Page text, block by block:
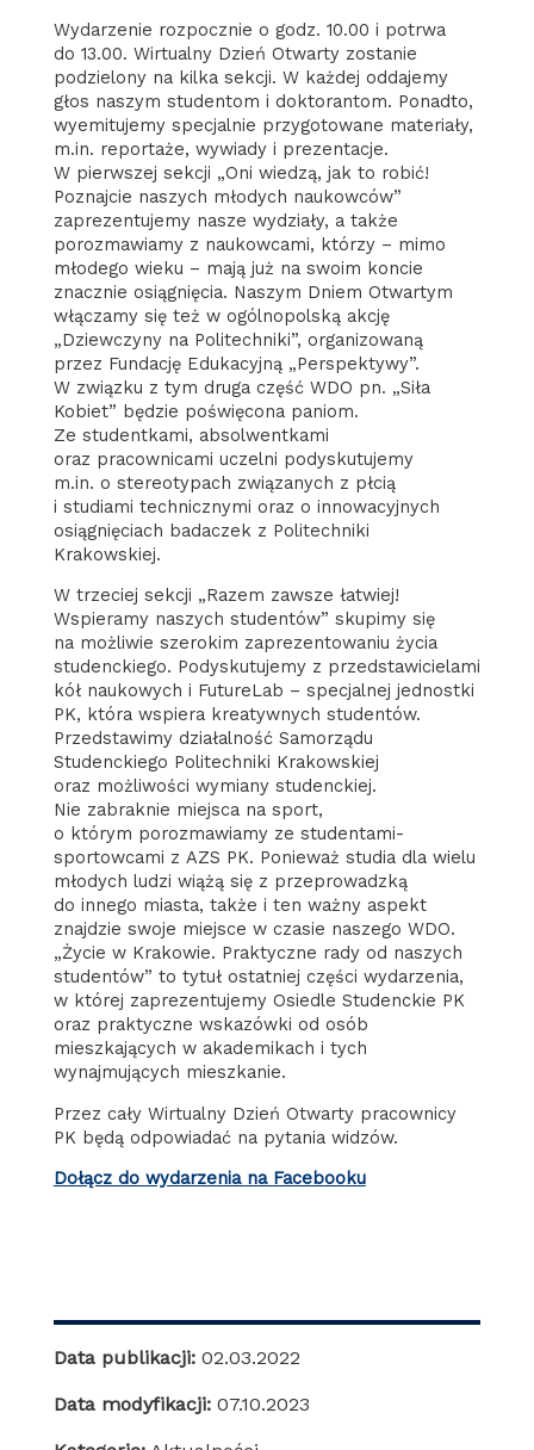
Wydarzenie rozpocznie o godz. 10.00 i potrwa
do 13.00. Wirtualny Dzień Otwarty zostanie
podzielony na kilka sekcji. W każdej oddajemy
głos naszym studentom i doktorantom. Ponadto,
wyemitujemy specjalnie przygotowane materiały,
m.in. reportaże, wywiady i prezentacje.
W pierwszej sekcji „Oni wiedzą, jak to robić!
Poznajcie naszych młodych naukowców”
zaprezentujemy nasze wydziały, a także
porozmawiamy z naukowcami, którzy – mimo
młodego wieku – mają już na swoim koncie
znacznie osiągnięcia. Naszym Dniem Otwartym
włączamy się też w ogólnopolską akcję
„Dziewczyny na Politechniki”, organizowaną
przez Fundację Edukacyjną „Perspektywy”.
W związku z tym druga część WDO pn. „Siła
Kobiet” będzie poświęcona paniom.
Ze studentkami, absolwentkami
oraz pracownicami uczelni podyskutujemy
m.in. o stereotypach związanych z płcią
i studiami technicznymi oraz o innowacyjnych
osiągnięciach badaczek z Politechniki
Krakowskiej.
W trzeciej sekcji „Razem zawsze łatwiej!
Wspieramy naszych studentów” skupimy się
na możliwie szerokim zaprezentowaniu życia
studenckiego. Podyskutujemy z przedstawicielami
kół naukowych i FutureLab – specjalnej jednostki
PK, która wspiera kreatywnych studentów.
Przedstawimy działalność Samorządu
Studenckiego Politechniki Krakowskiej
oraz możliwości wymiany studenckiej.
Nie zabraknie miejsca na sport,
o którym porozmawiamy ze studentami-
sportowcami z AZS PK. Ponieważ studia dla wielu
młodych ludzi wiążą się z przeprowadzką
do innego miasta, także i ten ważny aspekt
znajdzie swoje miejsce w czasie naszego WDO.
„Życie w Krakowie. Praktyczne rady od naszych
studentów” to tytuł ostatniej części wydarzenia,
w której zaprezentujemy Osiedle Studenckie PK
oraz praktyczne wskazówki od osób
mieszkających w akademikach i tych
wynajmujących mieszkanie.
Przez cały Wirtualny Dzień Otwarty pracownicy
PK będą odpowiadać na pytania widzów.
Dołącz do wydarzenia na Facebooku
Data publikacji: 02.03.2022
Data modyfikacji: 07.10.2023